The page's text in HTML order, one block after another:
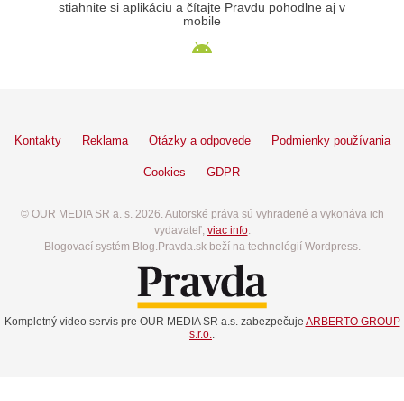
stiahnite si aplikáciu a čítajte Pravdu pohodlne aj v
mobile
Kontakty Reklama Otázky a odpovede Podmienky používania
Cookies GDPR
© OUR MEDIA SR a. s. 2026. Autorské práva sú vyhradené a vykonáva ich
vydavateľ, viac info.
Blogovací systém Blog.Pravda.sk beží na technológií Wordpress.
Kompletný video servis pre OUR MEDIA SR a.s. zabezpečuje ARBERTO GROUP
s.r.o..